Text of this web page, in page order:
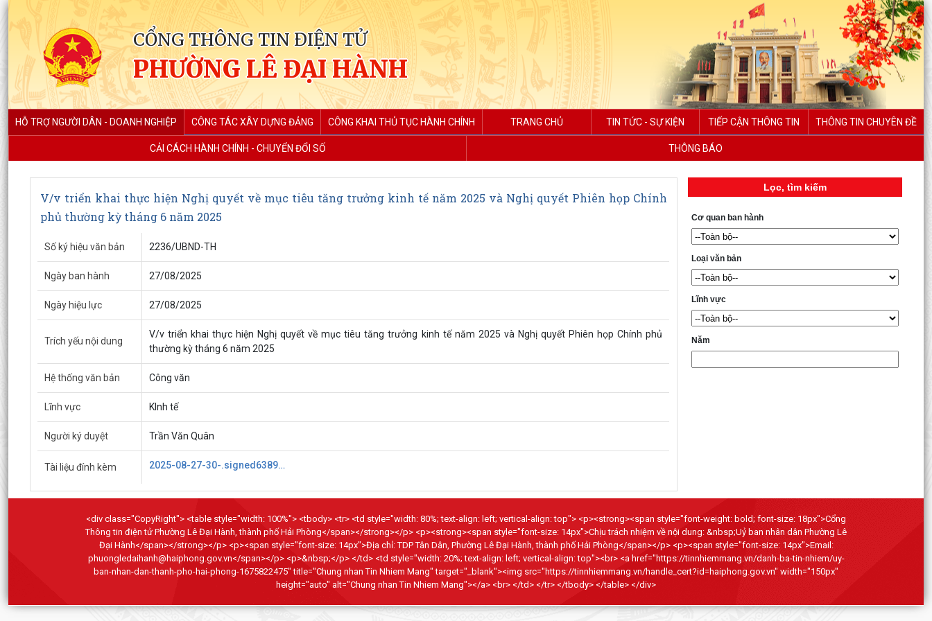
CỔNG THÔNG TIN ĐIỆN TỬ
PHƯỜNG LÊ ĐẠI HÀNH
HỖ TRỢ NGƯỜI DÂN - DOANH NGHIỆP CÔNG TÁC XÂY DỰNG ĐẢNG CÔNG KHAI THỦ TỤC HÀNH CHÍNH TRANG CHỦ TIN TỨC - SỰ KIỆN TIẾP CẬN THÔNG TIN THÔNG TIN CHUYÊN ĐỀ
CẢI CÁCH HÀNH CHÍNH - CHUYỂN ĐỔI SỐ THÔNG BÁO
V/v triển khai thực hiện Nghị quyết về mục tiêu tăng trưởng kinh tế năm 2025 và Nghị quyết Phiên họp Chính
phủ thường kỳ tháng 6 năm 2025
Số ký hiệu văn bản 2236/UBND-TH
Ngày ban hành 27/08/2025
Ngày hiệu lực 27/08/2025
Trích yếu nội dung
V/v triển khai thực hiện Nghị quyết về mục tiêu tăng trưởng kinh tế năm 2025 và Nghị quyết Phiên họp Chính phủ
thường kỳ tháng 6 năm 2025
Hệ thống văn bản Công văn
Lĩnh vực KInh tế
Người ký duyệt Trần Văn Quân
Tài liệu đính kèm 2025-08-27-30-.signed638930289242653144.pdf
Lọc, tìm kiếm
Cơ quan ban hành
Loại văn bản
Lĩnh vực
Năm
<div class="CopyRight"> <table style="width: 100%"> <tbody> <tr> <td style="width: 80%; text-align: left; vertical-align: top"> <p><strong><span style="font-weight: bold; font-size: 18px">Cổng
Thông tin điện tử Phường Lê Đại Hành, thành phố Hải Phòng</span></strong></p> <p><strong><span style="font-size: 14px">Chịu trách nhiệm về nội dung: &nbsp;Uỷ ban nhân dân Phường Lê
Đại Hành</span></strong></p> <p><span style="font-size: 14px">Địa chỉ: TDP Tân Dân, Phường Lê Đại Hành, thành phố Hải Phòng</span></p> <p><span style="font-size: 14px">Email:
phuongledaihanh@haiphong.gov.vn</span></p> <p>&nbsp;</p> </td> <td style="width: 20%; text-align: left; vertical-align: top"><br> <a href="https://tinnhiemmang.vn/danh-ba-tin-nhiem/uy-
ban-nhan-dan-thanh-pho-hai-phong-1675822475" title="Chung nhan Tin Nhiem Mang" target="_blank"><img src="https://tinnhiemmang.vn/handle_cert?id=haiphong.gov.vn" width="150px"
height="auto" alt="Chung nhan Tin Nhiem Mang"></a> <br> </td> </tr> </tbody> </table> </div>